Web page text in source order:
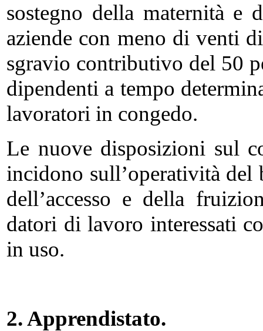
sostegno della maternità e
aziende con meno di venti
sgravio contributivo del 50
dipendenti a tempo
lavoratori in congedo.
Le nuove disposizioni sul
incidono sull’operatività
dell’accesso e della
datori di lavoro interessati
in uso.
2. Apprendistato.